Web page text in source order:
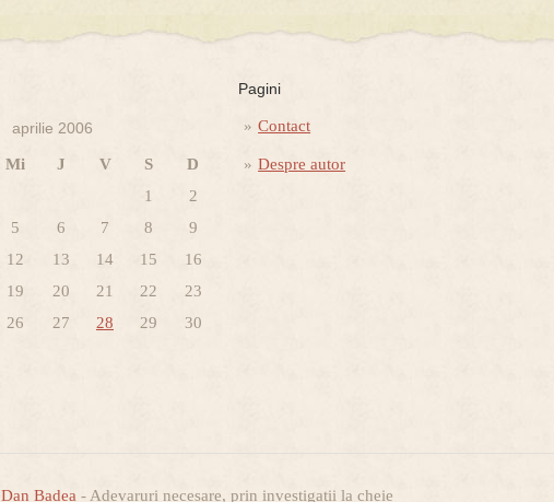
aprilie 2006
Mi J V S
D
1
2
5 6 7 8
9
12 13 14 15
16
19 20 21 22
23
26 27 28 29
30
Pagini
Contact
Despre autor
Dan Badea - Adevaruri necesare, prin investigatii la cheie